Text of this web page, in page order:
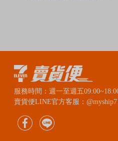
服務時間：週一至週五
賣貨便LINE官方客服：